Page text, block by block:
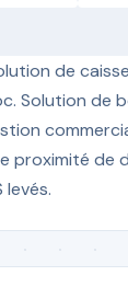
de
Solution de
proximité de